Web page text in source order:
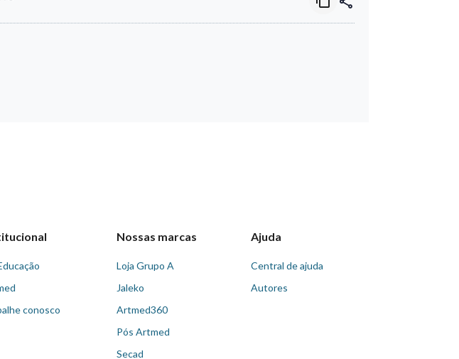
conosco
Nossas marcas
Loja Grupo A
Jaleko
Artmed360
Pós Artmed
Secad
Ajuda
Central de ajuda
Autores